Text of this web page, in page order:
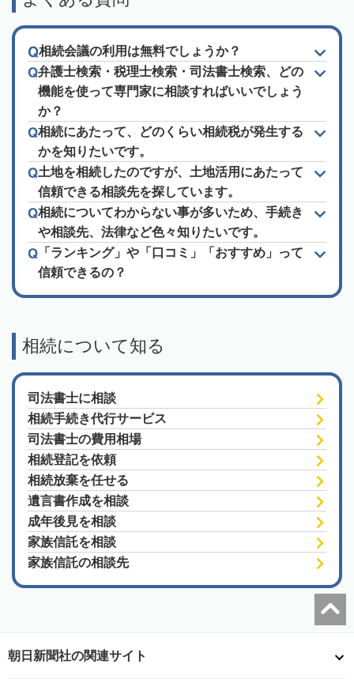
相続会議の利用は無料でしょうか？
弁護士検索・税理士検索・司法書士検索、どの
機能を使って専門家に相談すればいいでしょう
か？
相続にあたって、どのくらい相続税が発生する
かを知りたいです。
土地を相続したのですが、土地活用にあたって
信頼できる相談先を探しています。
相続についてわからない事が多いため、手続き
や相談先、法律など色々知りたいです。
「ランキング」や「口コミ」「おすすめ」って
信頼できるの？
相続について知る
司法書士に相談
相続手続き代行サービス
司法書士の費用相場
相続登記を依頼
相続放棄を任せる
遺言書作成を相談
成年後見を相談
家族信託を相談
家族信託の相談先
朝日新聞社の関連サイト